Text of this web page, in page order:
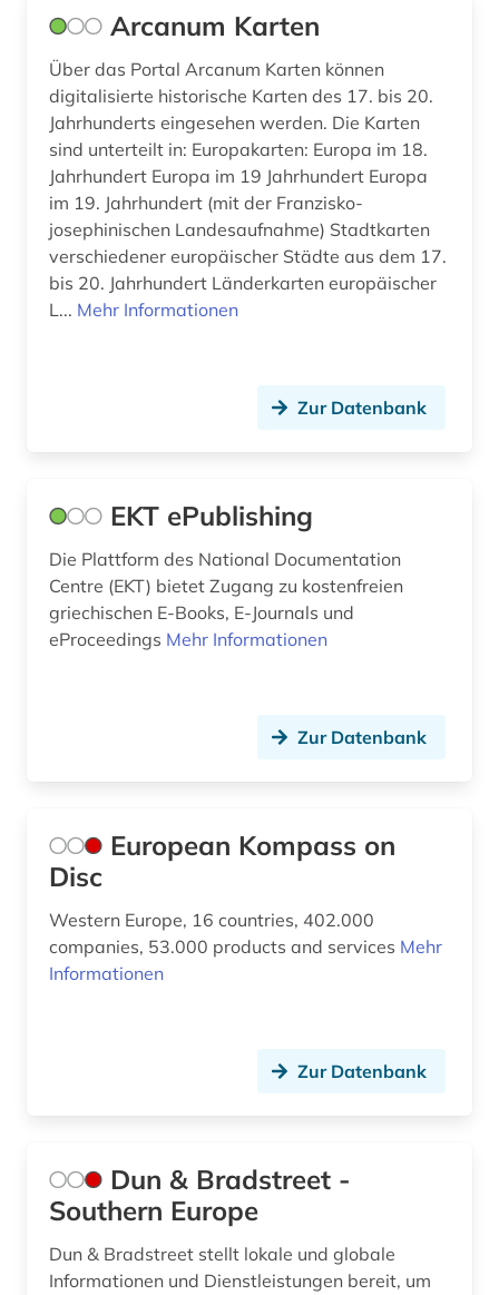
Arcanum Karten
Über das Portal Arcanum Karten können
digitalisierte historische Karten des 17. bis 20.
Jahrhunderts eingesehen werden. Die Karten
sind unterteilt in: Europakarten: Europa im 18.
Jahrhundert Europa im 19 Jahrhundert Europa
im 19. Jahrhundert (mit der Franzisko-
josephinischen Landesaufnahme) Stadtkarten
verschiedener europäischer Städte aus dem 17.
bis 20. Jahrhundert Länderkarten europäischer
L... Mehr Informationen
Zur Datenbank
EKT ePublishing
Die Plattform des National Documentation
Centre (EKT) bietet Zugang zu kostenfreien
griechischen E-Books, E-Journals und
eProceedings Mehr Informationen
Zur Datenbank
European Kompass on
Disc
Western Europe, 16 countries, 402.000
companies, 53.000 products and services Mehr
Informationen
Zur Datenbank
Dun & Bradstreet -
Southern Europe
Dun & Bradstreet stellt lokale und globale
Informationen und Dienstleistungen bereit, um